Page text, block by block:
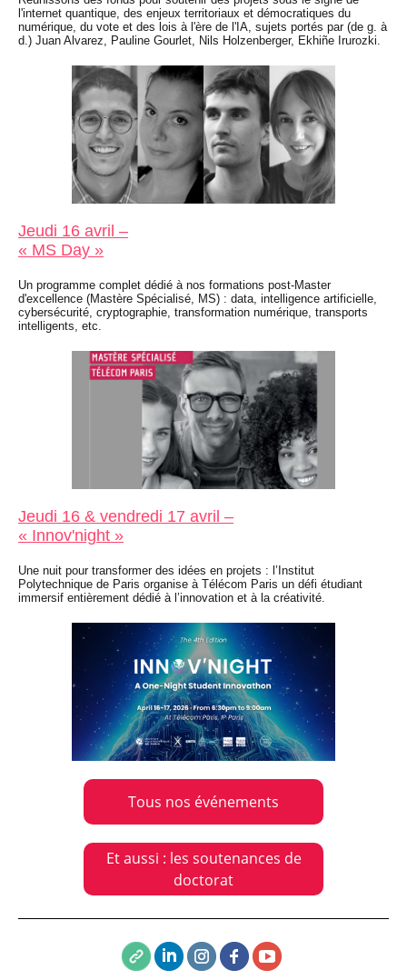
l'internet quantique, des enjeux territoriaux et démocratiques du
numérique, du vote et des lois à l'ère de l'IA, sujets portés par (de g. à
d.) Juan Alvarez, Pauline Gourlet, Nils Holzenberger, Ekhiñe Irurozki.
Jeudi 16 avril –
« MS Day »
Un programme complet dédié à nos formations post-Master
d'excellence (Mastère Spécialisé, MS) : data, intelligence artificielle,
cybersécurité, cryptographie, transformation numérique, transports
intelligents, etc.
Jeudi 16 & vendredi 17 avril –
« Innov'night »
Une nuit pour transformer des idées en projets : l’Institut
Polytechnique de Paris organise à Télécom Paris un défi étudiant
immersif entièrement dédié à l’innovation et à la créativité.
Tous nos événements
Et aussi : les soutenances de
doctorat